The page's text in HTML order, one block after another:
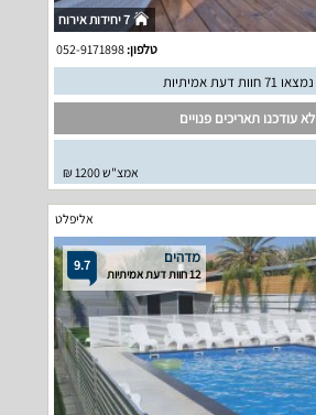
7 יחידות אירוח
טלפון:052-9171898
נמצאו 71 חוות דעת אמיתיות
לא עודכנו תאריכים פנויים
אמצ"ש 1200 ₪
אליפלט
9.7 מדהים
12 חוות דעת אמיתיות